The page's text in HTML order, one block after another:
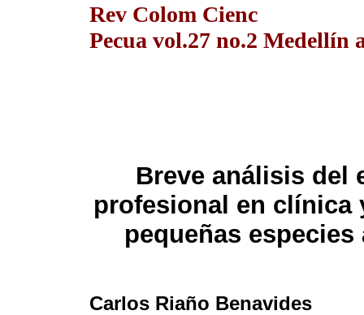
Rev Colom Cienc
Pecua vol.27 no.2 Medellín
Breve análisis del
profesional en clínica
pequeñas especies
Carlos Riaño Benavides